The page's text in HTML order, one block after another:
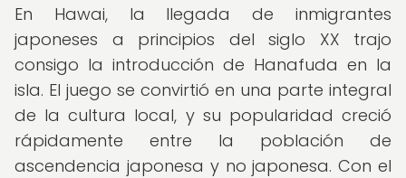
En Hawai, la llegada de inmigrantes
japoneses a principios del siglo XX trajo
consigo la introducción de Hanafuda en la
isla. El juego se convirtió en una parte integral
de la cultura local, y su popularidad creció
rápidamente entre la población de
ascendencia japonesa y no japonesa. Con el